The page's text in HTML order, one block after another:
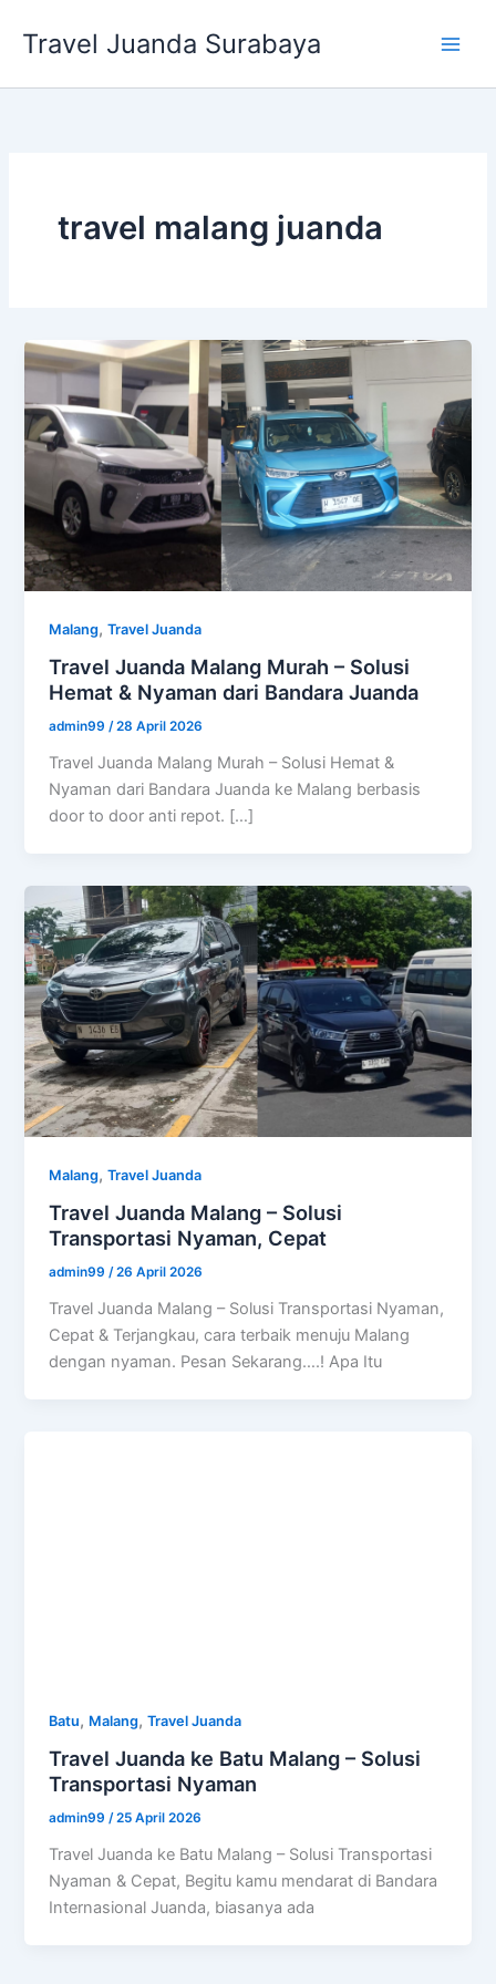
Travel Juanda Surabaya
travel malang juanda
Malang,Travel Juanda
Travel Juanda Malang Murah – Solusi
Hemat & Nyaman dari Bandara Juanda
admin99/28 April 2026
Travel Juanda Malang Murah – Solusi Hemat &
Nyaman dari Bandara Juanda ke Malang berbasis
door to door anti repot. […]
Malang,Travel Juanda
Travel Juanda Malang – Solusi
Transportasi Nyaman, Cepat
admin99/26 April 2026
Travel Juanda Malang – Solusi Transportasi Nyaman,
Cepat & Terjangkau, cara terbaik menuju Malang
dengan nyaman. Pesan Sekarang….! Apa Itu
Batu, Malang,Travel Juanda
Travel Juanda ke Batu Malang – Solusi
Transportasi Nyaman
admin99/25 April 2026
Travel Juanda ke Batu Malang – Solusi Transportasi
Nyaman & Cepat, Begitu kamu mendarat di Bandara
Internasional Juanda, biasanya ada